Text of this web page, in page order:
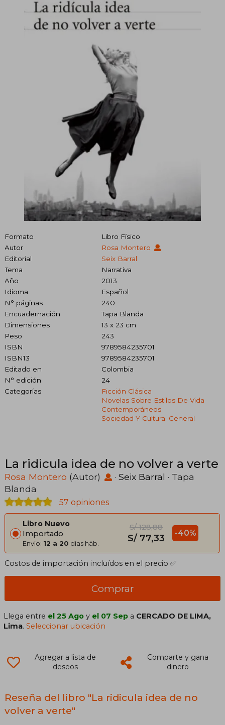
Formato
Libro Físico
Autor
Rosa Montero
Editorial
Seix Barral
Tema
Narrativa
Año
2013
Idioma
Español
N° páginas
240
Encuadernación
Tapa Blanda
Dimensiones
13 x 23 cm
Peso
243
ISBN
9789584235701
ISBN13
9789584235701
Editado en
Colombia
N° edición
24
Categorías
Ficción Clásica
Novelas Sobre Estilos De Vida
Contemporáneos
Sociedad Y Cultura: General
La ridicula idea de no volver a verte
Rosa Montero (Autor) · Seix Barral · Tapa
Blanda
57 opiniones
Libro Nuevo
Importado
Envío: 12 a 20 días háb.
S/ 128,88
S/ 77,33 -40%
Costos de importación incluídos en el precio ✅
Comprar
Llega entre el 25 Ago y el 07 Sep a CERCADO DE LIMA,
Lima.Seleccionar ubicación
Agregar a lista de
deseos
Comparte y gana
dinero
Reseña del libro "La ridicula idea de no
volver a verte"